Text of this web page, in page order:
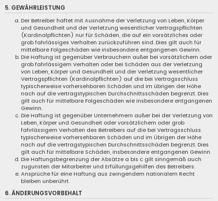
5. GEWÄHRLEISTUNG
Der Betreiber haftet mit Ausnahme der Verletzung von Leben, Körper
und Gesundheit und der Verletzung wesentlicher Vertragspflichten
(Kardinalpflichten) nur für Schäden, die auf ein vorsätzliches oder
grob fahrlässiges Verhalten zurückzuführen sind. Dies gilt auch für
mittelbare Folgeschäden wie insbesondere entgangenen Gewinn.
Die Haftung ist gegenüber Verbrauchern außer bei vorsätzlichem oder
grob fahrlässigem Verhalten oder bei Schäden aus der Verletzung
von Leben, Körper und Gesundheit und der Verletzung wesentlicher
Vertragspflichten (Kardinalpflichten) auf die bei Vertragsschluss
typischerweise vorhersehbaren Schäden und im übrigen der Höhe
nach auf die vertragstypischen Durchschnittsschäden begrenzt. Dies
gilt auch für mittelbare Folgeschäden wie insbesondere entgangenen
Gewinn.
Die Haftung ist gegenüber Unternehmern außer bei der Verletzung von
Leben, Körper und Gesundheit oder vorsätzlichem oder grob
fahrlässigem Verhalten des Betreibers auf die bei Vertragsschluss
typischerweise vorhersehbaren Schäden und im Übrigen der Höhe
nach auf die vertragstypischen Durchschnittsschäden begrenzt. Dies
gilt auch für mittelbare Schäden, insbesondere entgangenen Gewinn.
Die Haftungsbegrenzung der Absätze a bis c gilt sinngemäß auch
zugunsten der Mitarbeiter und Erfüllungsgehilfen des Betreibers.
Ansprüche für eine Haftung aus zwingendem nationalem Recht
bleiben unberührt.
6. ÄNDERUNGSVORBEHALT